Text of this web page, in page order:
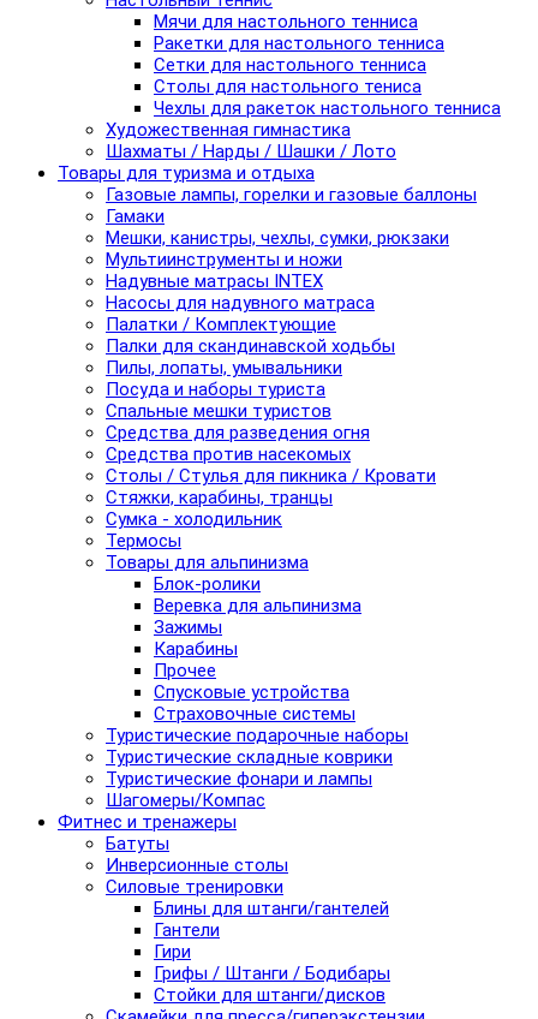
Мячи для настольного тенниса
Ракетки для настольного тенниса
Сетки для настольного тенниса
Столы для настольного тениса
Чехлы для ракеток настольного тенниса
Художественная гимнастика
Шахматы / Нарды / Шашки / Лото
Товары для туризма и отдыха
Газовые лампы, горелки и газовые баллоны
Гамаки
Мешки, канистры, чехлы, сумки, рюкзаки
Мультиинструменты и ножи
Надувные матрасы INTEX
Насосы для надувного матраса
Палатки / Комплектующие
Палки для скандинавской ходьбы
Пилы, лопаты, умывальники
Посуда и наборы туриста
Спальные мешки туристов
Средства для разведения огня
Средства против насекомых
Столы / Стулья для пикника / Кровати
Стяжки, карабины, транцы
Сумка - холодильник
Термосы
Товары для альпинизма
Блок-ролики
Веревка для альпинизма
Зажимы
Карабины
Прочее
Спусковые устройства
Страховочные системы
Туристические подарочные наборы
Туристические складные коврики
Туристические фонари и лампы
Шагомеры/Компас
Фитнес и тренажеры
Батуты
Инверсионные столы
Силовые тренировки
Блины для штанги/гантелей
Гантели
Гири
Грифы / Штанги / Бодибары
Стойки для штанги/дисков